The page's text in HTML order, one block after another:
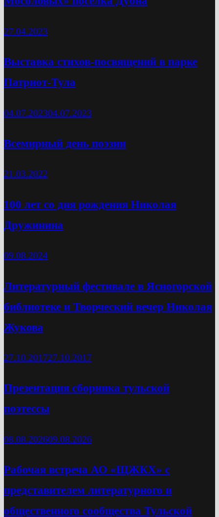
27.04.2023
Выставка стихов-посвящений в парке
Патриот-Тула
04.07.202304.07.2023
Всемирный день поэзии
21.03.2022
100 лет со дня рождения Николая
Дружинина
09.08.2024
Литературный фестивале в Ясногорской
библиотеке и Творческий вечер Николая
Жукова
27.10.201727.10.2017
Презентация сборника тульской
поэтессы
08.08.202609.08.2026
Рабочая встреча АО «ЩЖКХ» с
представителем литературного и
общественного сообщества Тульской